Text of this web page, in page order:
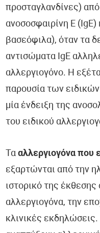
προσταγλανδίνες)
ανοσοσφαιρίνη Ε (IgE)
βασεόφιλα), όταν τα
αντισώματα IgE
αλλεργιογόνο. Η
παρουσία των
μία ένδειξη της
του ειδικού
Τααλλεργιογόνα που
εξαρτώνται από την
ιστορικό της
αλλεργιογόνα, την
κλινικές